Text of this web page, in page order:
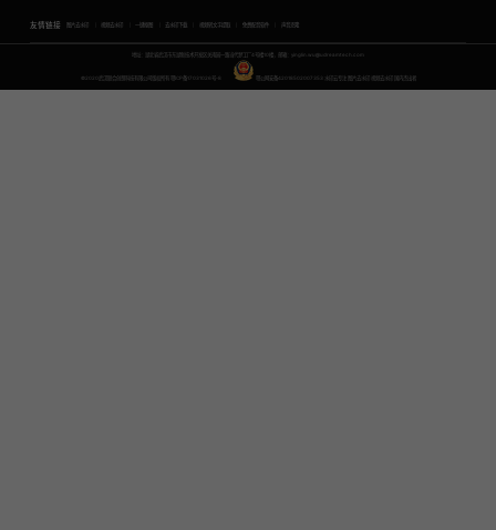
友情链接 图片去水印 视频去水印 一键抠图 去水印下载 视频转文字提取 免费配音软件 声音克隆
地址：湖北省武汉市东湖新技术开发区关南园一路当代梦工厂4号楼10楼，邮箱：yinglin.wu@udreamtech.com
©2020武汉联合创想科技有限公司版权所有 鄂ICP备17031026号-8 鄂公网安备42018502007353 水印云专注 图片去水印 视频去水印 国内杰出者